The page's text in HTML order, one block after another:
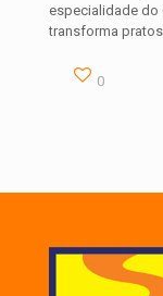
especialidade do
transforma
0